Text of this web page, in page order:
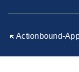
Actionbound-
Öffnet sich in